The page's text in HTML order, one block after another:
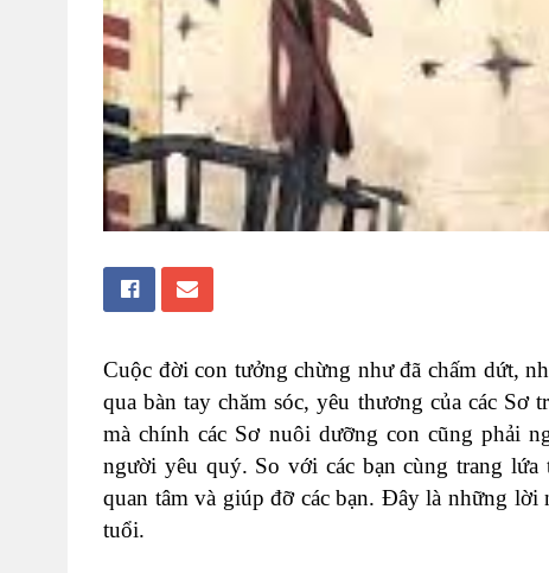
Cuộc đời con tưởng chừng như đã chấm dứt,
qua bàn tay chăm sóc, yêu thương của các
mà chính các Sơ nuôi dưỡng con cũng phải
người yêu quý. So với các bạn cùng trang lứa
quan tâm và giúp đỡ các bạn. Đây là những lời
tuổi.